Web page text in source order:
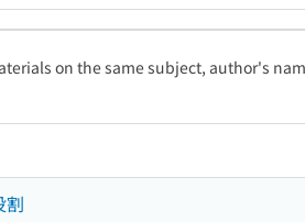
on the same subject, author's
割